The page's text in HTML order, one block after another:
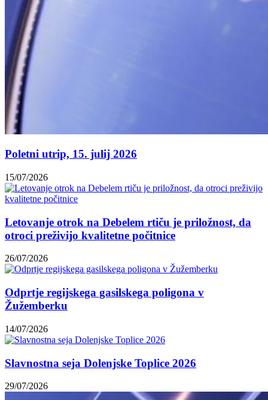
Poletni utrip, 15. julij 2026
15/07/2026
Letovanje otrok na Debelem rtiču je priložnost, da
otroci preživijo kvalitetne počitnice
26/07/2026
Odprtje regijskega gasilskega poligona v
Žužemberku
14/07/2026
Slavnostna seja Dolenjske Toplice 2026
29/07/2026